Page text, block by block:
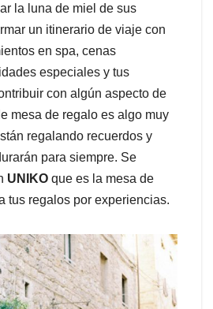
la luna de miel de sus
un itinerario de viaje con
en spa, cenas
especiales y tus
con algún aspecto de
mesa de regalo es algo muy
regalando recuerdos y
para siempre. Se
UNIKO que es la mesa de
tus regalos por experiencias.